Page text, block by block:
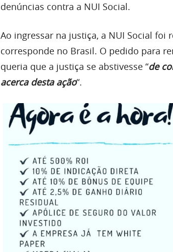
denúncias contra a NUI Social.
Ao ingressar na justiça, a NUI Social
corresponde no Brasil. O pedido para
queria que a justiça se abstivesse “de
acerca desta ação“.